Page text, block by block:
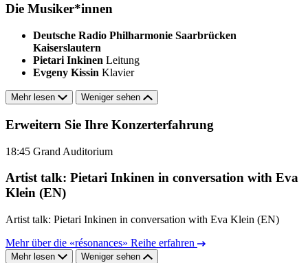
Die Musiker*innen
Deutsche Radio Philharmonie Saarbrücken
Kaiserslautern
Pietari Inkinen Leitung
Evgeny Kissin Klavier
Mehr lesen Weniger sehen
Erweitern Sie Ihre Konzerterfahrung
18:45 Grand Auditorium
Artist talk: Pietari Inkinen in conversation with Eva
Klein (EN)
Artist talk: Pietari Inkinen in conversation with Eva Klein (EN)
Mehr über die «résonances» Reihe erfahren
Mehr lesen Weniger sehen